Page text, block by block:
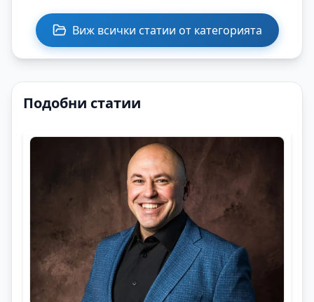
Виж всички статии от категорията
Подобни статии